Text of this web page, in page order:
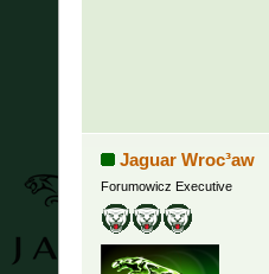
Jaguar Wroc³aw
Forumowicz Executive